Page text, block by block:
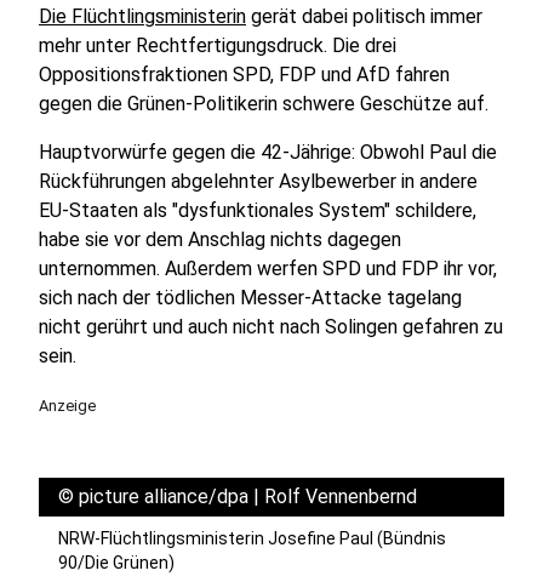
Die Flüchtlingsministerin gerät dabei politisch immer
mehr unter Rechtfertigungsdruck. Die drei
Oppositionsfraktionen SPD, FDP und AfD fahren
gegen die Grünen-Politikerin schwere Geschütze auf.
Hauptvorwürfe gegen die 42-Jährige: Obwohl Paul die
Rückführungen abgelehnter Asylbewerber in andere
EU-Staaten als "dysfunktionales System" schildere,
habe sie vor dem Anschlag nichts dagegen
unternommen. Außerdem werfen SPD und FDP ihr vor,
sich nach der tödlichen Messer-Attacke tagelang
nicht gerührt und auch nicht nach Solingen gefahren zu
sein.
Anzeige
© picture alliance/dpa | Rolf Vennenbernd
NRW-Flüchtlingsministerin Josefine Paul (Bündnis
90/Die Grünen)